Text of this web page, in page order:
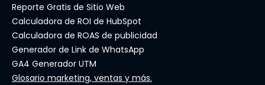
Reporte Gratis de Sitio Web
Calculadora de ROI de HubSpot
Calculadora de ROAS de publicidad
Generador de Link de WhatsApp
GA4 Generador UTM
Glosario marketing, ventas y más.